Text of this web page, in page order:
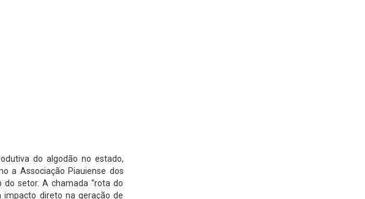
do algodão no estado,
a Associação Piauiense dos
setor. A chamada “rota do
impacto direto na geração de